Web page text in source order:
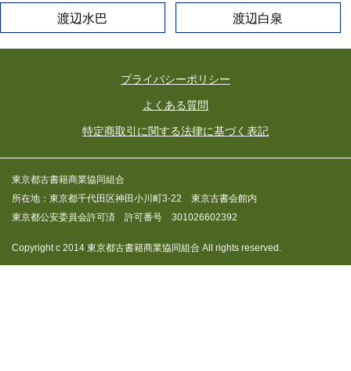
渡辺水巴 渡辺白泉
プライバシーポリシー
よくある質問
特定商取引に関する法律に基づく表記
東京都古書籍商業協同組合
所在地：東京都千代田区神田小川町3-22 東京古書会館内
東京都公安委員会許可済 許可番号 301026602392
Copyright c 2014 東京都古書籍商業協同組合 All rights reserved.